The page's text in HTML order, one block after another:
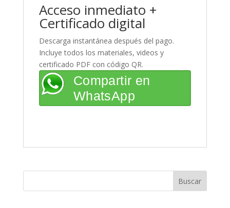
Acceso inmediato +
Certificado digital
Descarga instantánea después del pago.
Incluye todos los materiales, videos y
certificado PDF con código QR.
Compartir en
WhatsApp
Buscar